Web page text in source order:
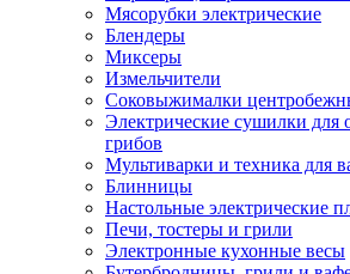
Мясорубки электрические
Блендеры
Миксеры
Измельчители
Соковыжималки
Электрические сушилки для
грибов
Мультиварки и техника для
Блинницы
Настольные электрические
Печи, тостеры и грили
Электронные кухонные весы